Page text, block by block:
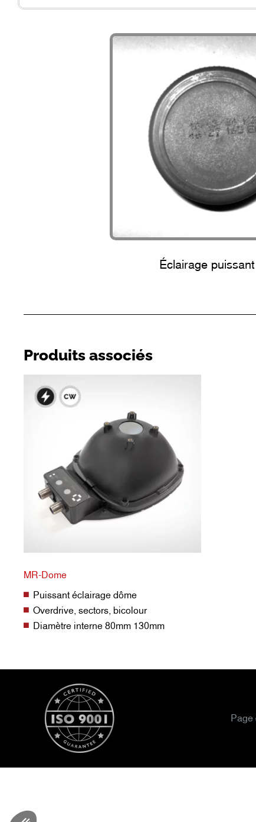
Éclairage puissant
Produits associés
MR-Dome
Puissant éclairage dôme
Overdrive, sectors, bicolour
Diamètre interne 80mm 130mm
Page